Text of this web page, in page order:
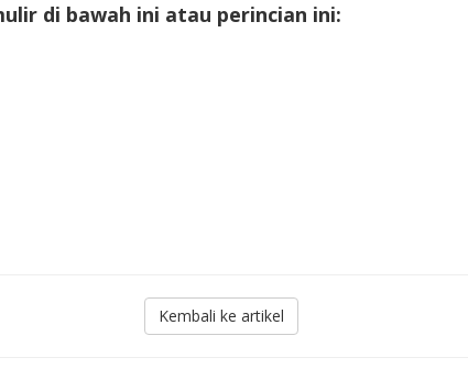
di bawah ini atau perincian ini:
Kembali ke artikel